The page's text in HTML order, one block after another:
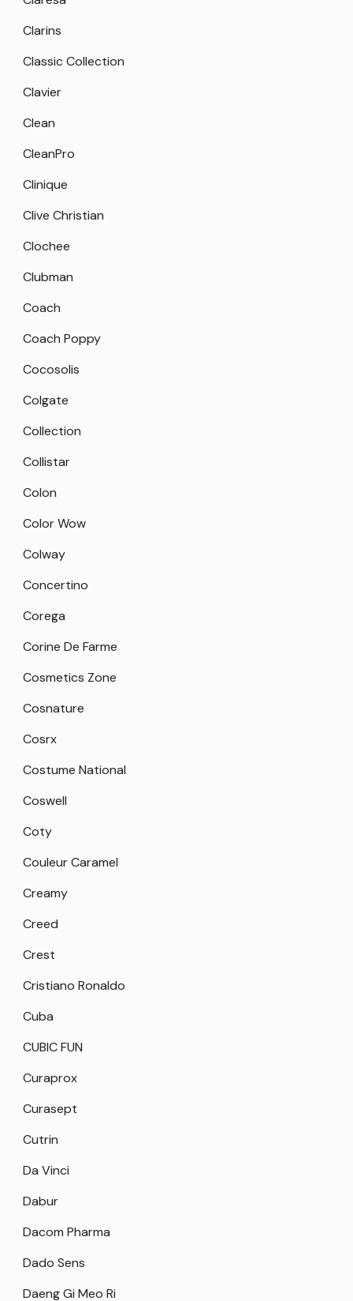
Clarins
Classic Collection
Clavier
Clean
CleanPro
Clinique
Clive Christian
Clochee
Clubman
Coach
Coach Poppy
Cocosolis
Colgate
Collection
Collistar
Colon
Color Wow
Colway
Concertino
Corega
Corine De Farme
Cosmetics Zone
Cosnature
Cosrx
Costume National
Coswell
Coty
Couleur Caramel
Creamy
Creed
Crest
Cristiano Ronaldo
Cuba
CUBIC FUN
Curaprox
Curasept
Cutrin
Da Vinci
Dabur
Dacom Pharma
Dado Sens
Daeng Gi Meo Ri